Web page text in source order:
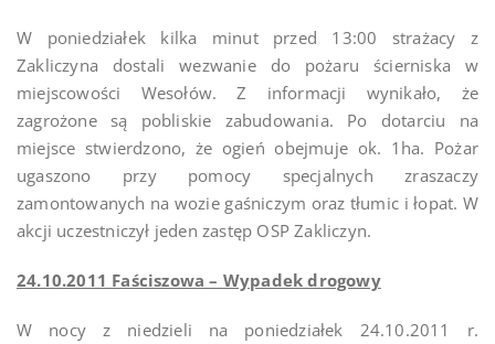
W poniedziałek kilka minut przed 13:00 strażacy z
Zakliczyna dostali wezwanie do pożaru ścierniska w
miejscowości Wesołów. Z informacji wynikało, że
zagrożone są pobliskie zabudowania. Po dotarciu na
miejsce stwierdzono, że ogień obejmuje ok. 1ha. Pożar
ugaszono przy pomocy specjalnych zraszaczy
zamontowanych na wozie gaśniczym oraz tłumic i łopat. W
akcji uczestniczył jeden zastęp OSP Zakliczyn.
24.10.2011 Faściszowa – Wypadek drogowy
W nocy z niedzieli na poniedziałek 24.10.2011 r.